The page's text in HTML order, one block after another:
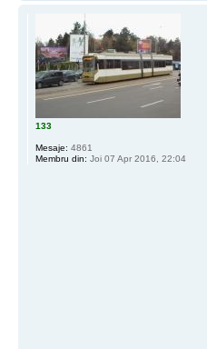
133
Mesaje: 4861
Membru din: Joi 07 Apr 2016, 22:04